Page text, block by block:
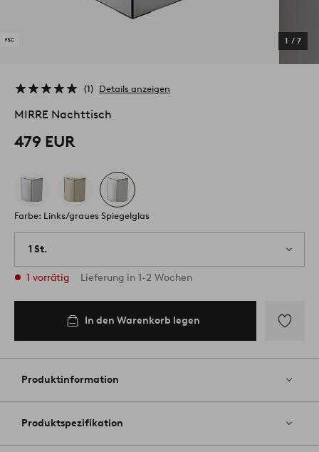
1 / 7
1 Details anzeigen
MIRRE Nachttisch
479 EUR
Farbe: Links/graues Spiegelglas
1 St.
1 vorrätig Lieferung in 1-2 Wochen
In den Warenkorb legen
Favoriten
Produktinformation
Produktspezifikation